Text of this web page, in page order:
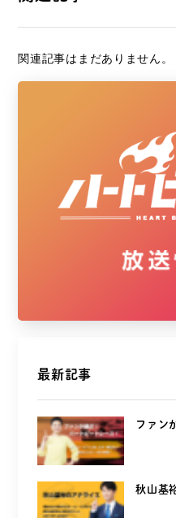
関連記事はまだありません。
最新記事
ファン
秋山基